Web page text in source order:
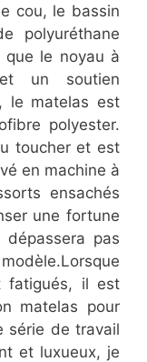
cou, le bassin
polyuréthane
que le noyau à
un soutien
le matelas est
polyester.
toucher et est
en machine à
ensachés
une fortune
pas
fatigués, il est
matelas pour
série de travail
et luxueux, je